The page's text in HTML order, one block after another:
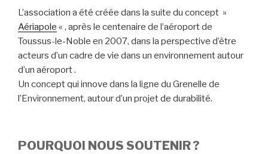
L’association a été créée dans la suite du concept »
Aériapole « , après le centenaire de l’aéroport de
Toussus-le-Noble en 2007, dans la perspective d’être
acteurs d’un cadre de vie dans un environnement autour
d’un aéroport .
Un concept qui innove dans la ligne du Grenelle de
l’Environnement, autour d’un projet de durabilité.
POURQUOI NOUS SOUTENIR ?